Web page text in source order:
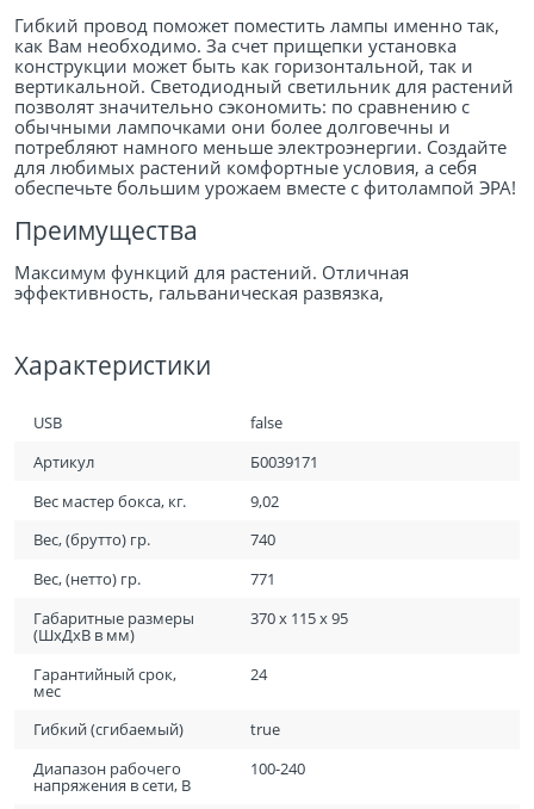
Гибкий провод поможет поместить лампы именно так,
как Вам необходимо. За счет прищепки установка
конструкции может быть как горизонтальной, так и
вертикальной. Светодиодный светильник для растений
позволят значительно сэкономить: по сравнению с
обычными лампочками они более долговечны и
потребляют намного меньше электроэнергии. Создайте
для любимых растений комфортные условия, а себя
обеспечьте большим урожаем вместе с фитолампой ЭРА!
Преимущества
Максимум функций для растений. Отличная
эффективность, гальваническая развязка,
Характеристики
USB
false
Артикул
Б0039171
Вес мастер бокса, кг.
9,02
Вес, (брутто) гр.
740
Вес, (нетто) гр.
771
Габаритные размеры
(ШхДхВ в мм)
370 х 115 х 95
Гарантийный срок,
мес
24
Гибкий (сгибаемый)
true
Диапазон рабочего
напряжения в сети, В
100-240